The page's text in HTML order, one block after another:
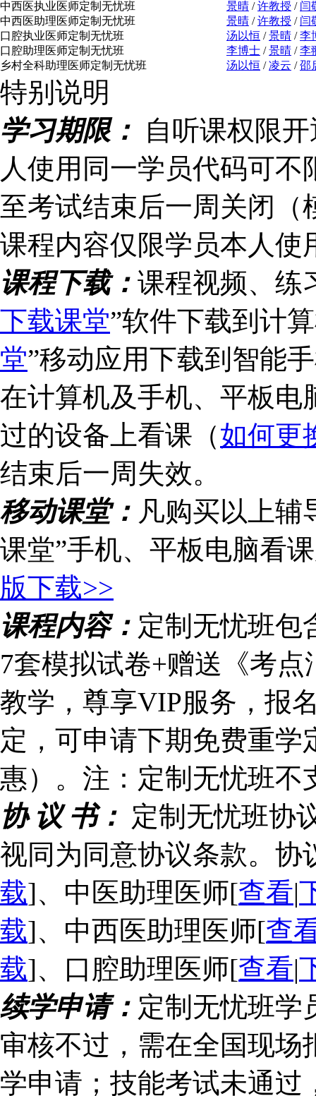
中西医执业医师定制无忧班 景晴 /许教授 / 闫
中西医助理医师定制无忧班
景晴 /许教授 / 闫
口腔执业医师定制无忧班
汤以恒 /景晴 /李
口腔助理医师定制无忧班
李博士 /景晴 /李
乡村全科助理医师定制无忧班
汤以恒 /凌云 /邵
特别说明
学习期限： 自听课权限
人使用同一学员代码可
至考试结束后一周关闭（
课程内容仅限学员本人使
课程下载： 课程视频、练
下载课堂”软件下载到计
堂”移动应用下载到智能
在计算机及手机、平板电
过的设备上看课（如何更
结束后一周失效。
移动课堂： 凡购买以上辅
课堂”手机、平板电脑看
版下载>>
课程内容： 定制无忧班包
7套模拟试卷+赠送《考
教学，尊享VIP服务，报
定，可申请下期免费重
惠）。注：定制无忧班不
协 议 书： 定制无忧班协
视同为同意协议条款。协
载]、中医助理医师[查看|
载]、中西医助理医师[查
载]、口腔助理医师[查看|
续学申请： 定制无忧班学
审核不过，需在全国现场
学申请；技能考试未通过